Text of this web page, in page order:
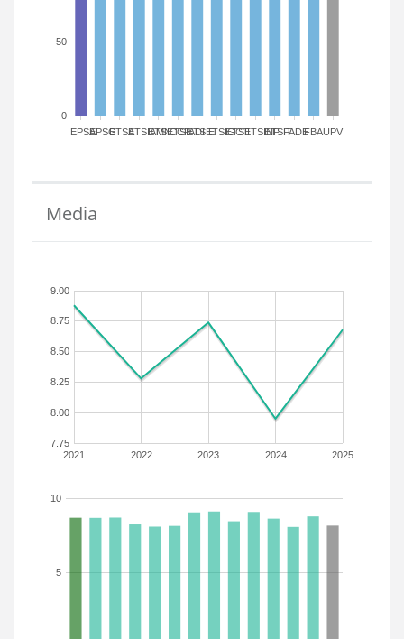
EPSAEPSGETSAETSIAMN
ETSICCP
ETSIADI
ETSIEETSIGCT
ETSIIETSINFETSITFADEFBAUPV
0
50
Media
2021 2022 2023 2024 2025
7.75
8.00
8.25
8.50
8.75
9.00
5
10